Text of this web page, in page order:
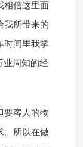
相信这里面
我所带来的
时间里我学
业周知的经
要客人的物
。所以在做